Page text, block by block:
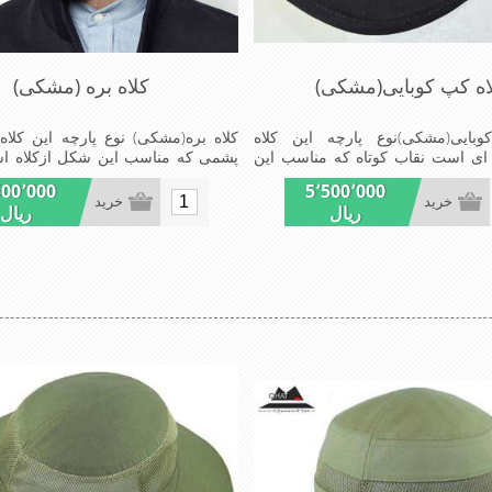
کپ کوبایی(مشکی)
پارچه این کلاه
ای است نقاب کوتاه که مناسب این
است شیک ومناسب افراد خوش
عالی,دوخت مناسب,سبکی,خوش
این کلاه می باشند
5٬500٬000
ریال
خرید
کلاه بره (مشکی)
کلاه بره(مشکی) نوع پارچه این
پشمی که مناسب این شکل
مناسب افراد خوش پوش جنس
مناسب,سبکی, خوش فرمی
این کلاه بره می باشند
ریال
خرید